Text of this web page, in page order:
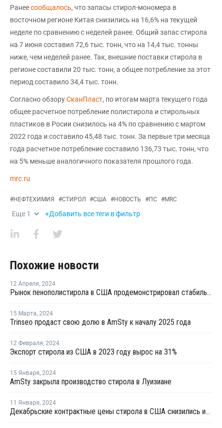
Ранеесообщалось, что запасы стирол-мономера в
восточном регионе Китая снизились на 16,6% на текущей
неделе по сравнению с неделей ранее. Общий запас стирола
на 7 июня составил 72,6 тыс. тонн, что на 14,4 тыс. тонны
ниже, чем неделей ранее. Так, внешние поставки стирола в
регионе составили 20 тыс. тонн, а общее потребление за этот
период составило 34,4 тыс. тонн.
Согласно обзоруСканПласт, по итогам марта текущего года
общее расчетное потребление полистирола и стирольных
пластиков в Росии снизилось на 4% по сравнению с мартом
2022 года и составило 45,48 тыс. тонн. За первые три месяца
года расчетное потребление составило 136,73 тыс. тонн, что
на 5% меньше аналогичного показателя прошлого года.
mrc.ru
#НЕФТЕХИМИЯ #СТИРОЛ #США #НОВОСТЬ #ПС #MRC
Еще 1 +Добавить все теги в фильтр
Похожие новости
12 Апреля, 2024
Рынок пенополистирола в США продемонстрировал стабильность и устойчивость в марте
15 Марта, 2024
Trinseo продаст свою долю в AmSty к началу 2025 года
12 Февраля, 2024
Экспорт стирола из США в 2023 году вырос на 31%
15 Января, 2024
AmSty закрыла производство стирола в Луизиане
11 Января, 2024
Декабрьские контрактные цены стирола в США снизились из-за слабого спроса